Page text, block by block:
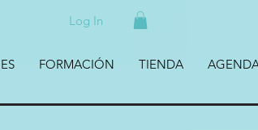
Log In
FORMACIÓN TIENDA